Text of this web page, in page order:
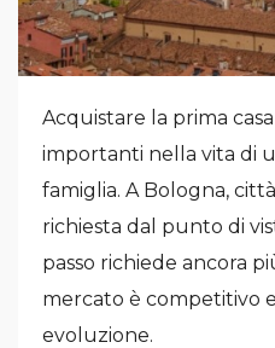
Acquistare la prima
importanti nella vita di
famiglia. A Bologna,
richiesta dal punto di
passo richiede ancora
mercato è competitivo
evoluzione.